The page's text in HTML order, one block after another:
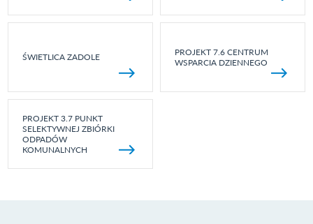
ŚWIETLICA ZADOLE
PROJEKT 7.6 CENTRUM
WSPARCIA DZIENNEGO
PROJEKT 3.7 PUNKT
SELEKTYWNEJ ZBIÓRKI
ODPADÓW
KOMUNALNYCH